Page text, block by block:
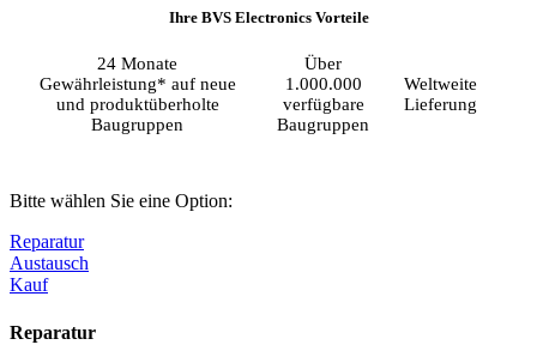
Ihre BVS Electronics Vorteile
24 Monate
Gewährleistung* auf neue
und produktüberholte
Baugruppen
Über
1.000.000
verfügbare
Baugruppen
Weltweite
Lieferung
Bitte wählen Sie eine Option:
Reparatur
Austausch
Kauf
Reparatur